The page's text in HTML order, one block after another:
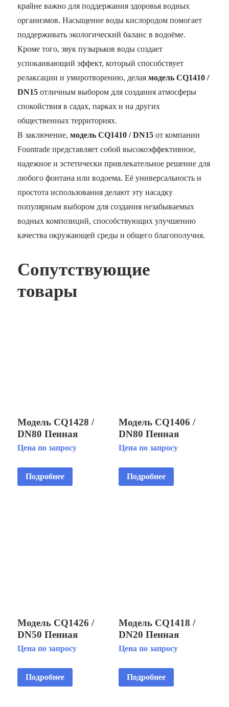
крайне важно для поддержания здоровья водных
организмов. Насыщение воды кислородом помогает
поддерживать экологический баланс в водоёме.
Кроме того, звук пузырьков воды создает
успокаивающий эффект, который способствует
релаксации и умиротворению, делаямодель CQ1410 /
DN15 отличным выбором для создания атмосферы
спокойствия в садах, парках и на других
общественных территориях.
В заключение,модель CQ1410 / DN15 от компании
Fountrade представляет собой высокоэффективное,
надежное и эстетически привлекательное решение для
любого фонтана или водоема. Её универсальность и
простота использования делают эту насадку
популярным выбором для создания незабываемых
водных композиций, способствующих улучшению
качества окружающей среды и общего благополучия.
Сопутствующие
товары
Модель CQ1428 /
DN80 Пенная
фонтанная насадка
Цена по запросу
Подробнее
Модель CQ1406 /
DN80 Пенная
фонтанная насадка
Цена по запросу
Подробнее
Модель CQ1426 /
DN50 Пенная
фонтанная насадка
Цена по запросу
Подробнее
Модель CQ1418 /
DN20 Пенная
фонтанная насадка
Цена по запросу
Подробнее